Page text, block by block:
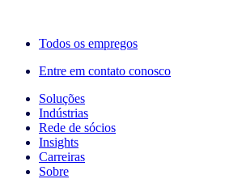
Todos os empregos
Entre em contato conosco
Soluções
Indústrias
Rede de sócios
Insights
Carreiras
Sobre